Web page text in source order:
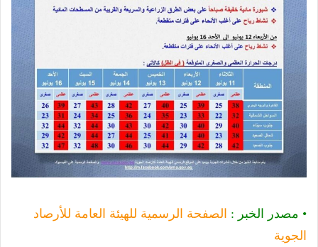
• مصدر الخبر : الصفحة الرسمية للهيئة العامة للأرصاد
الجوية